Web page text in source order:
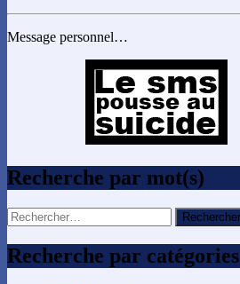
Message personnel…
Recherche par mot(s)
Rechercher :
Recherche par catégories